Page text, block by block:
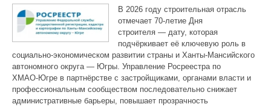
В 2026 году строительная отрасль
отмечает 70‑летие Дня
строителя — дату, которая
подчёркивает её ключевую роль в
социально‑экономическом развитии страны и Ханты‑Мансийского
автономного округа — Югры. Управление Росреестра по
ХМАО‑Югре в партнёрстве с застройщиками, органами власти и
профессиональным сообществом последовательно снижает
административные барьеры, повышает прозрачность